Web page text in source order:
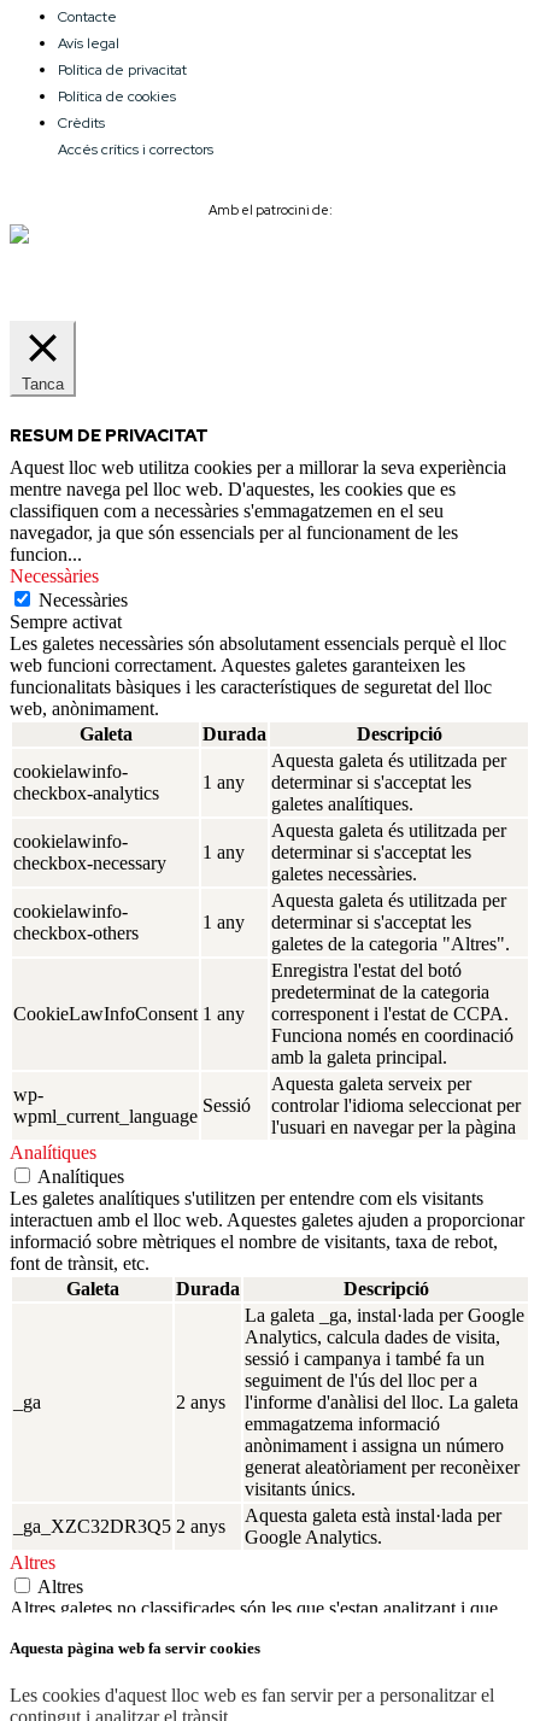
Contacte
Avís legal
Política de privacitat
Política de cookies
Crèdits
Accés crítics i correctors
Amb el patrocini de:
Aquesta pàgina web fa servir cookies
Les cookies d'aquest lloc web es fan servir per a personalitzar el
contingut i analitzar el trànsit.
Tanca
RESUM DE PRIVACITAT
Aquest lloc web utilitza cookies per a millorar la seva experiència
mentre navega pel lloc web. D'aquestes, les cookies que es
classifiquen com a necessàries s'emmagatzemen en el seu
navegador, ja que són essencials per al funcionament de les
funcion...
Necessàries
Necessàries
Sempre activat
Les galetes necessàries són absolutament essencials perquè el lloc
web funcioni correctament. Aquestes galetes garanteixen les
funcionalitats bàsiques i les característiques de seguretat del lloc
web, anònimament.
Galeta
Durada
Descripció
cookielawinfo-
checkbox-analytics
1 any
Aquesta galeta és utilitzada per
determinar si s'acceptat les
galetes analítiques.
cookielawinfo-
checkbox-necessary
1 any
Aquesta galeta és utilitzada per
determinar si s'acceptat les
galetes necessàries.
cookielawinfo-
checkbox-others
1 any
Aquesta galeta és utilitzada per
determinar si s'acceptat les
galetes de la categoria "Altres".
CookieLawInfoConsent 1 any
Enregistra l'estat del botó
predeterminat de la categoria
corresponent i l'estat de CCPA.
Funciona només en coordinació
amb la galeta principal.
wp-
wpml_current_language
Sessió
Aquesta galeta serveix per
controlar l'idioma seleccionat per
l'usuari en navegar per la pàgina
Analítiques
Analítiques
Les galetes analítiques s'utilitzen per entendre com els visitants
interactuen amb el lloc web. Aquestes galetes ajuden a proporcionar
informació sobre mètriques el nombre de visitants, taxa de rebot,
font de trànsit, etc.
Galeta
Durada Descripció
_ga 2 anys
La galeta _ga, instal·lada per Google
Analytics, calcula dades de visita,
sessió i campanya i també fa un
seguiment de l'ús del lloc per a
l'informe d'anàlisi del lloc. La galeta
emmagatzema informació
anònimament i assigna un número
generat aleatòriament per reconèixer
visitants únics.
_ga_XZC32DR3Q5 2 anys
Aquesta galeta està instal·lada per
Google Analytics.
Altres
Altres
Altres galetes no classificades són les que s'estan analitzant i que
Galeta
Durada Descripció
DESA I ACCEPTA